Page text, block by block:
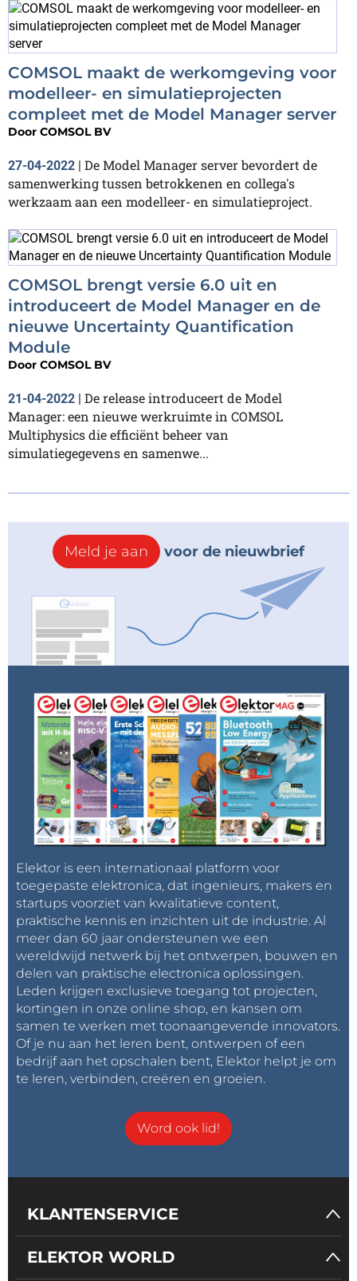
COMSOL maakt de werkomgeving voor
modelleer- en simulatieprojecten
compleet met de Model Manager server
Door COMSOL BV
27-04-2022 | De Model Manager server bevordert de
samenwerking tussen betrokkenen en collega's
werkzaam aan een modelleer- en simulatieproject.
COMSOL brengt versie 6.0 uit en
introduceert de Model Manager en de
nieuwe Uncertainty Quantification
Module
Door COMSOL BV
21-04-2022 | De release introduceert de Model
Manager: een nieuwe werkruimte in COMSOL
Multiphysics die efficiënt beheer van
simulatiegegevens en samenwe...
Meld je aan voor de nieuwbrief
Elektor is een internationaal platform voor
toegepaste elektronica, dat ingenieurs, makers en
startups voorziet van kwalitatieve content,
praktische kennis en inzichten uit de industrie. Al
meer dan 60 jaar ondersteunen we een
wereldwijd netwerk bij het ontwerpen, bouwen en
delen van praktische electronica oplossingen.
Leden krijgen exclusieve toegang tot projecten,
kortingen in onze online shop, en kansen om
samen te werken met toonaangevende innovators.
Of je nu aan het leren bent, ontwerpen of een
bedrijf aan het opschalen bent, Elektor helpt je om
te leren, verbinden, creëren en groeien.
Word ook lid!
KLANTENSERVICE
ELEKTOR WORLD